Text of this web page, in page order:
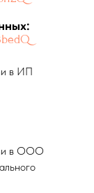
в ИП
в ООО